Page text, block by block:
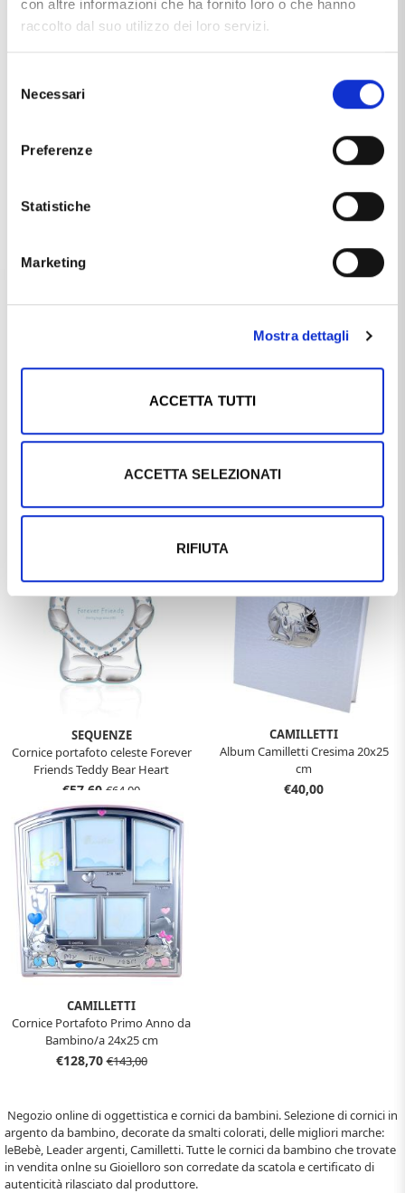
con altre informazioni che ha fornito loro o che hanno
raccolto dal suo utilizzo dei loro servizi.
delNecessari
Preferenze
Statistiche
Marketing
Mostra dettagli
ACCETTA TUTTI
ACCETTA SELEZIONATI
RIFIUTA
Album portafoto da bambina in
ARGENTERIA VAL DI PESA
Cornice portafoto orsetto cuore
Cornice portafoto orsetto cuore
€63,00€70,00
Cornice portafoto orsetto celeste
€44,00
SEQUENZE
Cornice portafoto celeste Forever
Friends Teddy Bear Heart
Collection
€57,60 €64,00
CAMILLETTI
Album Camilletti Cresima 20x25
cm
€40,00
CAMILLETTI
Cornice Portafoto Primo Anno da
Bambino/a 24x25 cm
€128,70€143,00
Negozio online di oggettistica e cornici da bambini. Selezione di cornici in
argento da bambino, decorate da smalti colorati, delle migliori marche:
leBebè, Leader argenti, Camilletti. Tutte le cornici da bambino che trovate
in vendita onlne su Gioielloro son corredate da scatola e certificato di
autenticità rilasciato dal produttore.